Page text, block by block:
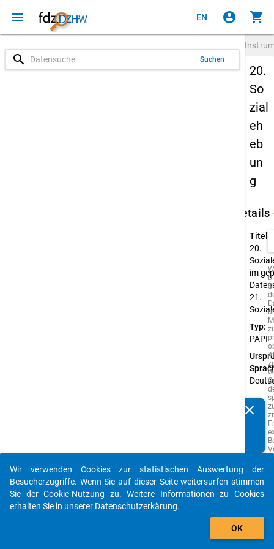
menu EN account_circle shopping_cart
search Suchen
20.
So
zial
eh
eb
un
g
Details
Titel:
20.
im
21.
Typ:
PAPI
clear
auto_stories
add_shopping_cart
Wir verwenden Cookies zur statistischen Auswertung der
Besucherzugriffe. Wenn Sie auf dieser Seite weitersurfen stimmen
Sie der Cookie-Nutzung zu. Weitere Informationen zu Cookies
erhalten Sie in unserer Datenschutzerkärung.
OK